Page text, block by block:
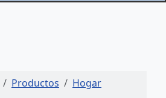
Productos
Hogar